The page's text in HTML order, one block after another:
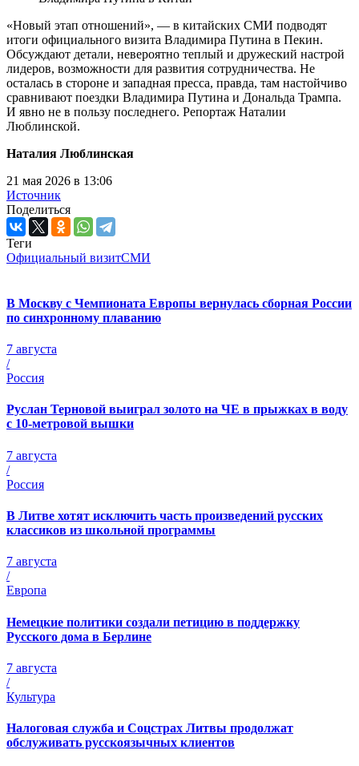
«Новый этап отношений», — в китайских СМИ подводят
итоги официального визита Владимира Путина в Пекин.
Обсуждают детали, невероятно теплый и дружеский настрой
лидеров, возможности для развития сотрудничества. Не
осталась в стороне и западная пресса, правда, там настойчиво
сравнивают поездки Владимира Путина и Дональда Трампа.
И явно не в пользу последнего. Репортаж Наталии
Люблинской.
Наталия Люблинская
21 мая 2026 в 13:06
Источник
Поделиться
Теги
Официальный визитСМИ
В Москву с Чемпионата Европы вернулась сборная России
по синхронному плаванию
7 августа
/
Россия
Руслан Терновой выиграл золото на ЧЕ в прыжках в воду
с 10-метровой вышки
7 августа
/
Россия
В Литве хотят исключить часть произведений русских
классиков из школьной программы
7 августа
/
Европа
Немецкие политики создали петицию в поддержку
Русского дома в Берлине
7 августа
/
Культура
Налоговая служба и Соцстрах Литвы продолжат
обслуживать русскоязычных клиентов